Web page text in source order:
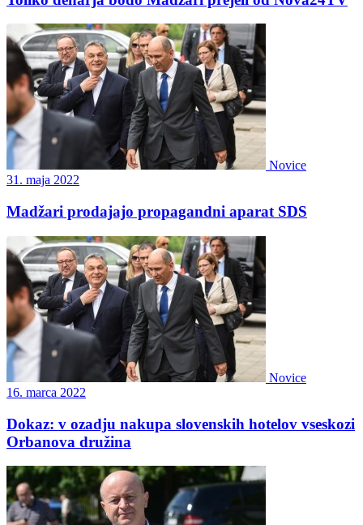
Novice
31. maja 2022
Madžari prodajajo propagandni aparat SDS
Novice
16. marca 2022
Dokaz: v ozadju nakupa slovenskih hotelov vseskozi
Orbanova družina